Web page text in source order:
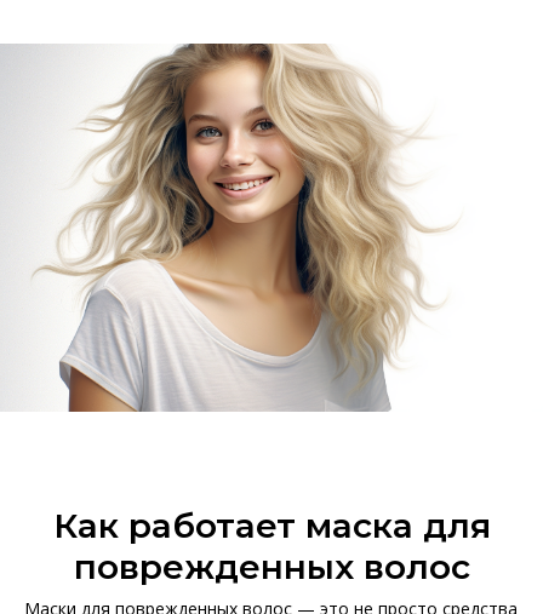
Как работает маска для
поврежденных волос
Маски для поврежденных волос — это не просто средства